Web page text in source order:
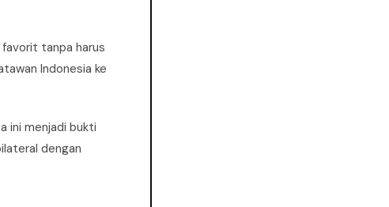
favorit tanpa harus
Indonesia ke
ini menjadi bukti
dengan